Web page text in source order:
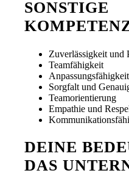
SONSTIGE
Zuverlässigkeit und
Teamfähigkeit
Sorgfalt und
Teamorientierung
Empathie und
DEINE
DAS